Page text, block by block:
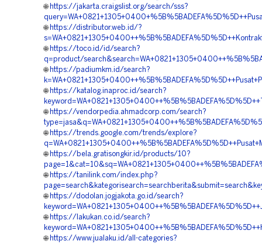
🌐 https://jakarta.craigslist.org/search/sss?
🌐 https://distributor.web.id/?
🌐 https://toco.id/id/search?
q=product/
🌐 https://padiumkm.id/search?
🌐 https://katalog.inaproc.id/search?
🌐 https://vendorpedia.ahmadcorp.com/search?
🌐 https://trends.google.com/trends/explore?
🌐 https://bela.gratisongkir.id/products/10?
🌐 https://tanilink.com/index.php?
🌐 https://dodolan.jogjakota.go.id/search?
🌐 https://lakukan.co.id/search?
🌐 https://www.jualaku.id/all-categories?